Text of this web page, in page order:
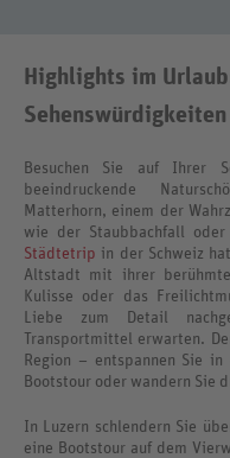
Highlights im
Sehenswürdigkeiten
Besuchen Sie auf Ihrer
beeindruckende
Matterhorn, einem der
wie der Staubbachfall
Städtetrip in der Schweiz
Altstadt mit ihrer
Kulisse oder das
Liebe zum Detail
Transportmittel erwarten.
Region – entspannen Sie
Bootstour oder wandern Sie
In Luzern schlendern Sie
eine Bootstour auf dem